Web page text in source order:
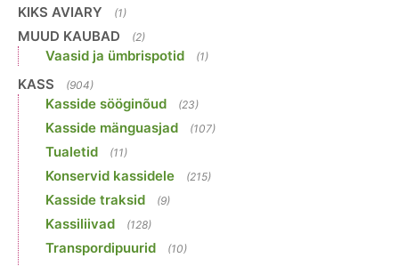
KIKS AVIARY (1)
MUUD KAUBAD (2)
Vaasid ja ümbrispotid (1)
KASS (904)
Kasside sööginõud (23)
Kasside mänguasjad (107)
Tualetid (11)
Konservid kassidele (215)
Kasside traksid (9)
Kassiliivad (128)
Transpordipuurid (10)